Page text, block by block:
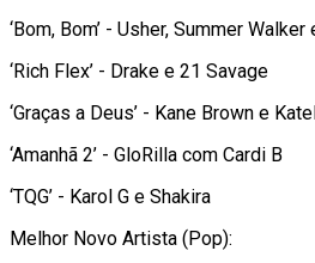
‘Bom, Bom’ - Usher, Summer
‘Rich Flex’ - Drake e 21 Savage
‘Graças a Deus’ - Kane Brown e
‘Amanhã 2’ - GloRilla com Cardi B
‘TQG’ - Karol G e Shakira
Melhor Novo Artista (Pop):